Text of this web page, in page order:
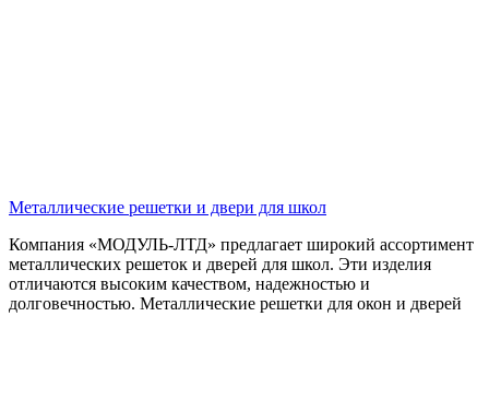
Металлические решетки и двери для школ
Компания «МОДУЛЬ-ЛТД» предлагает широкий ассортимент
металлических решеток и дверей для школ. Эти изделия
отличаются высоким качеством, надежностью и
долговечностью. Металлические решетки для окон и дверей